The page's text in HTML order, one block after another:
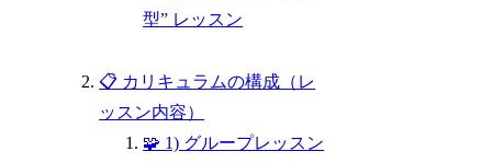
型” レッスン
📋 カリキュラムの構成（レ
ッスン内容）
🧩 1) グループレッスン